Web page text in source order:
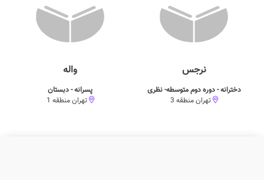
نرجس
دخترانه - دوره دوم متوسطه- نظری
تهران منطقه 3
واله
پسرانه - دبستان
تهران منطقه 1